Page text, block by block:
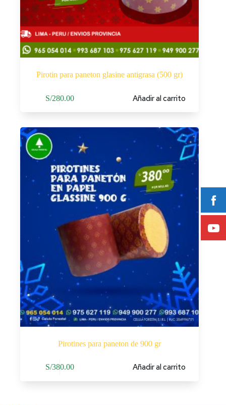
Pirotin para paneton glasine antigrasa (500 gr)
S/280.00 Añadir al carrito
Pirotines para paneton de 900 gr
S/380.00 Añadir al carrito